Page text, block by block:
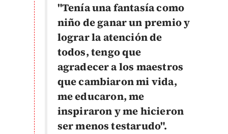
"Tenía una fantasía como
niño de ganar un premio y
lograr la atención de
todos, tengo que
agradecer a los maestros
que cambiaron mi vida,
me educaron, me
inspiraron y me hicieron
ser menos testarudo".